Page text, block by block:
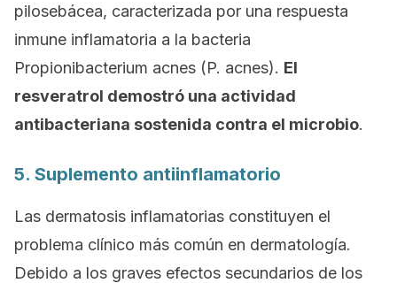
pilosebácea, caracterizada por una respuesta
inmune inflamatoria a la bacteria
Propionibacterium acnes (P. acnes). El
resveratrol demostró una actividad
antibacteriana sostenida contra el microbio.
5. Suplemento antiinflamatorio
Las dermatosis inflamatorias constituyen el
problema clínico más común en dermatología.
Debido a los graves efectos secundarios de los